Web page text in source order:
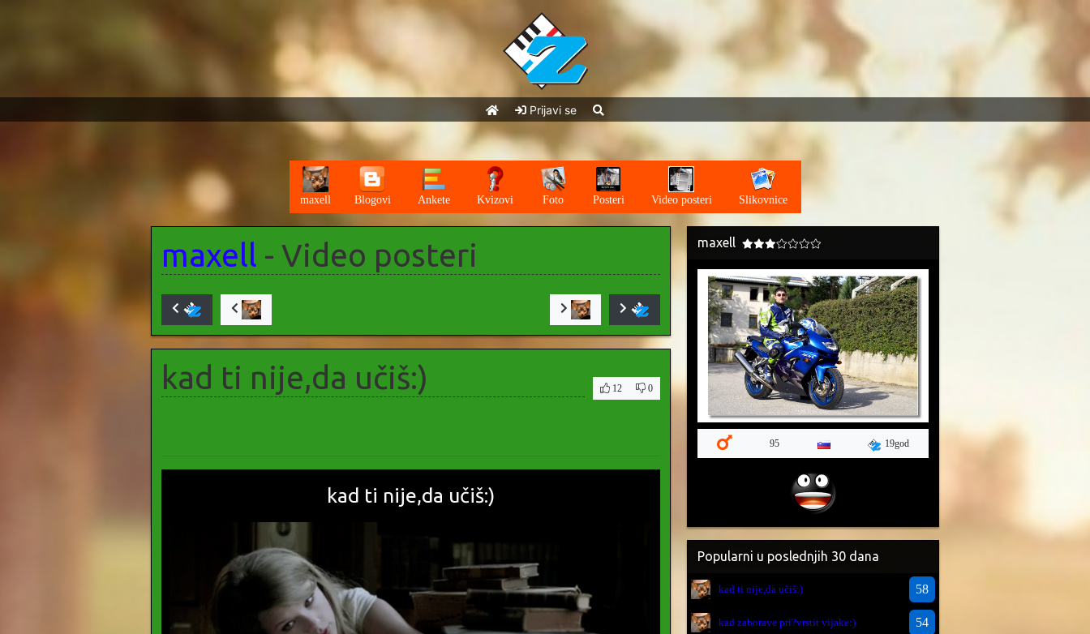
Prijavi se
maxell Blogovi Ankete Kvizovi Foto Posteri Video posteri Slikovnice
maxell - Video posteri
kad ti nije,da učiš:) 12 0
kad ti nije,da učiš:)
maxell
95 19god
Popularni u poslednjih 30 dana
kad ti nije,da učiš:) 58
kad zaborave pri?vrstit vijake:) 54